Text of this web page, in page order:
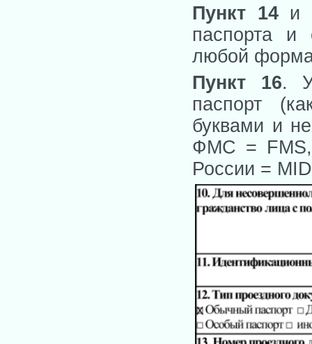
Пункт 14 и
паспорта и
любой
Пункт 16.
паспорт
буквами и
ФМС =
России =